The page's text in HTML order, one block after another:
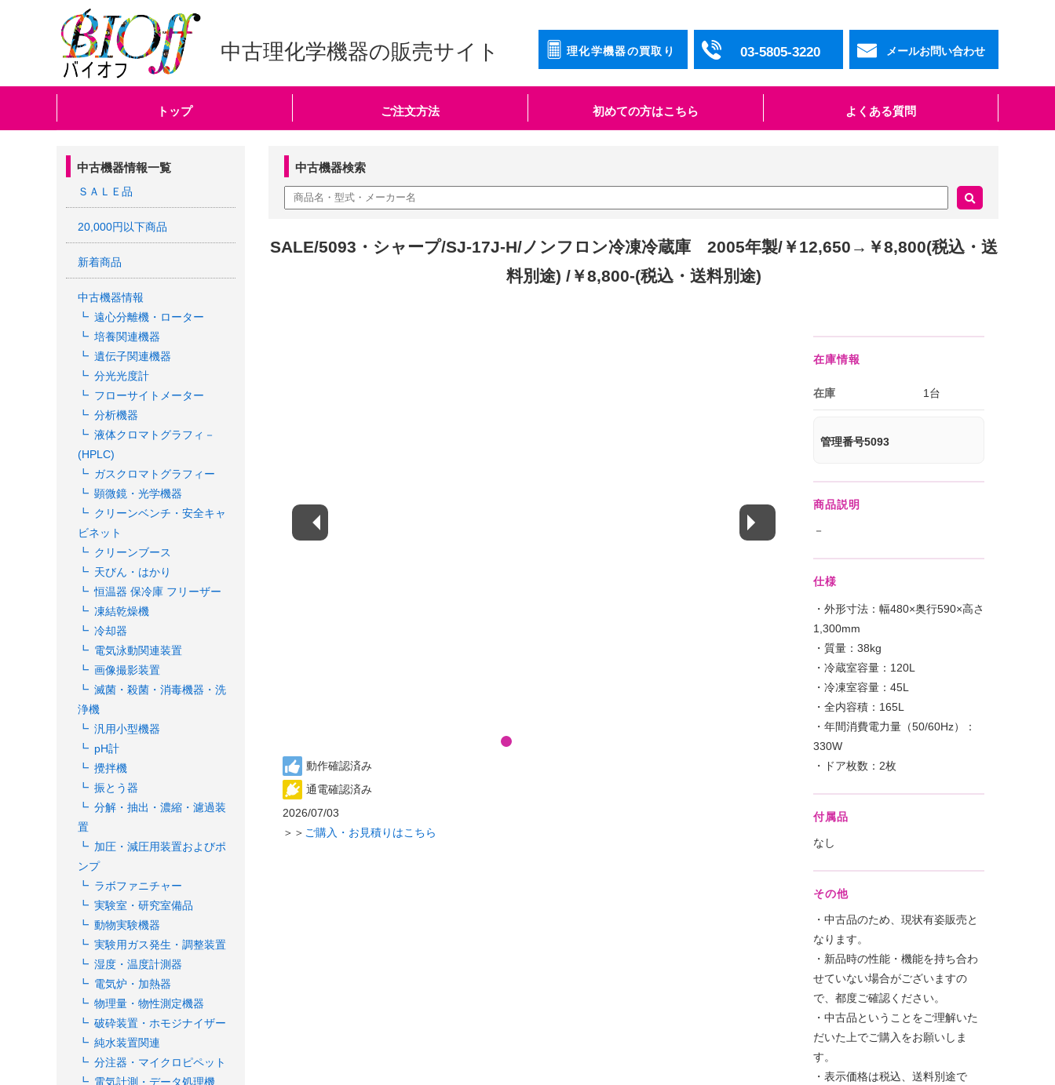
中古理化学機器の販売サイト 理化学機器の買取り 03-5805-3220 メールお問い合わせ
トップ ご注文方法 初めての方はこちら よくある質問
中古機器情報一覧
ＳＡＬＥ品
20,000円以下商品
新着商品
中古機器情報
遠心分離機・ローター
培養関連機器
遺伝子関連機器
分光光度計
フローサイトメーター
分析機器
液体クロマトグラフィ－
(HPLC)
ガスクロマトグラフィー
顕微鏡・光学機器
クリーンベンチ・安全キャ
ビネット
クリーンブース
天びん・はかり
恒温器 保冷庫 フリーザー
凍結乾燥機
冷却器
電気泳動関連装置
画像撮影装置
滅菌・殺菌・消毒機器・洗
浄機
汎用小型機器
pH計
攪拌機
振とう器
分解・抽出・濃縮・濾過装
置
加圧・減圧用装置およびポ
ンプ
ラボファニチャー
実験室・研究室備品
動物実験機器
実験用ガス発生・調整装置
湿度・温度計測器
電気炉・加熱器
物理量・物性測定機器
破砕装置・ホモジナイザー
純水装置関連
分注器・マイクロピペット
電気計測・データ処理機
中古機器検索
SALE/5093・シャープ/SJ-17J-H/ノンフロン冷凍冷蔵庫 2005年製/￥12,650→￥8,800(税込・送
料別途) /￥8,800-(税込・送料別途)
動作確認済み
通電確認済み
2026/07/03
＞＞ ご購入・お見積りはこちら
在庫情報
在庫 1台
管理番号5093
商品説明
－
仕様
・外形寸法：幅480×奥行590×高さ
1,300mm
・質量：38kg
・冷蔵室容量：120L
・冷凍室容量：45L
・全内容積：165L
・年間消費電力量（50/60Hz）：
330W
・ドア枚数：2枚
付属品
なし
その他
・中古品のため、現状有姿販売と
なります。
・新品時の性能・機能を持ち合わ
せていない場合がございますの
で、都度ご確認ください。
・中古品ということをご理解いた
だいた上でご購入をお願いしま
す。
・表示価格は税込、送料別途で